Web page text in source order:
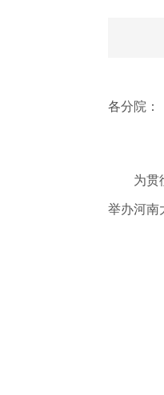
各分院：
为贯彻
举办河南